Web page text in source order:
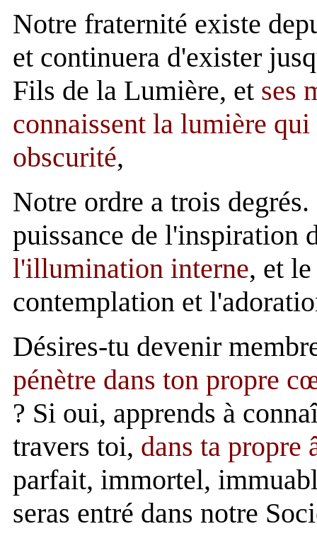
Notre fraternité existe
et continuera d'exister
Fils de la Lumière, et ses
connaissent la lumière
obscurité,
Notre ordre a trois
puissance de l'inspiration
l'illumination interne, et
contemplation et
Désires-tu devenir
pénètre dans ton propre
? Si oui, apprends à
travers toi, dans ta propre
parfait, immortel,
seras entré dans notre